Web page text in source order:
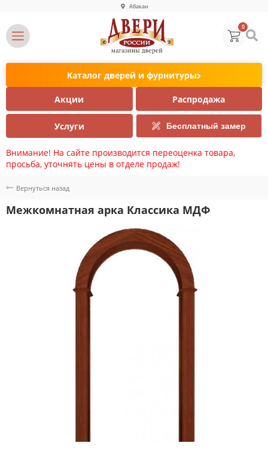
Абакан
0
Каталог дверей и фурнитуры
Акции Распродажа
Услуги Бесплатный замер
Внимание! На сайте производится переоценка товара,
просьба, уточнять цены в отделе продаж!
Вернуться назад
Межкомнатная арка Классика МДФ